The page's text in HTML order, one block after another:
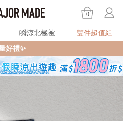
0
瞬涼北極被
雙件超值組